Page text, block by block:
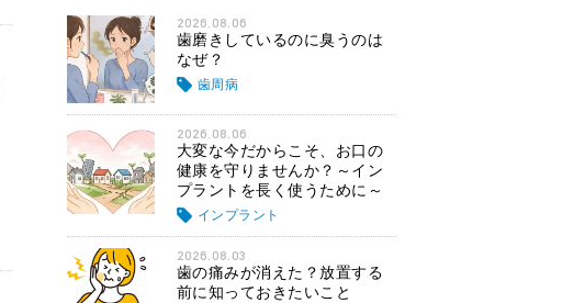
2026.08.06
歯磨きしているのに臭うのは
なぜ？
歯周病
2026.08.06
大変な今だからこそ、お口の
健康を守りませんか？～イン
プラントを長く使うために～
インプラント
2026.08.03
歯の痛みが消えた？放置する
前に知っておきたいこと